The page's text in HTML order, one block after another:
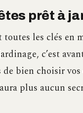
prêt à
les clés en
c’est
bien choisir
plus aucun